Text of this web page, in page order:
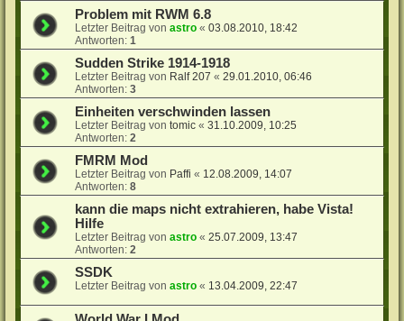
Problem mit RWM 6.8
Letzter Beitrag vonastro «03.08.2010, 18:42
Antworten:1
Sudden Strike 1914-1918
Letzter Beitrag von Ralf 207 «29.01.2010, 06:46
Antworten:3
Einheiten verschwinden lassen
Letzter Beitrag vontomic «31.10.2009, 10:25
Antworten:2
FMRM Mod
Letzter Beitrag von Paffi « 12.08.2009, 14:07
Antworten:8
kann die maps nicht extrahieren, habe Vista!
Hilfe
Letzter Beitrag vonastro «25.07.2009, 13:47
Antworten:2
SSDK
Letzter Beitrag vonastro « 13.04.2009, 22:47